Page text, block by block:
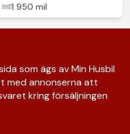
1 950 mil
som ägs av Min Husbil
med annonserna att
kring försäljningen